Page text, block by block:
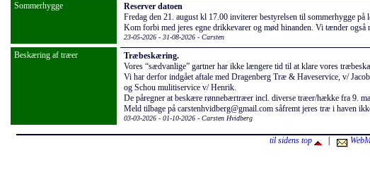
Sommerhygge
Reserver datoen
Fredag den 21. august kl 17.00 inviterer bestyrelsen til sommerhygge på
Kom forbi med jeres egne drikkevarer og mød hinanden. Vi tænder også
23-05-2026 - 31-08-2026 - Carsten
Beskæring af træer
Træbeskæring.
Vores “sædvanlige” gartner har ikke længere tid til at klare vores
Vi har derfor indgået aftale med Dragenberg Træ & Haveservice, v/ Jacob
og Schou mulitiservice v/ Henrik.
De påregner at beskære rønnebærtræer incl. diverse træer/hække fra 9.
Meld tilbage på carstenhvidberg@gmail.com såfremt jeres træ i haven
03-03-2026 - 01-10-2026 - Carsten Hvidberg
til sidens top